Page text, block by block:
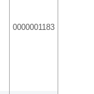
0000001183